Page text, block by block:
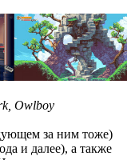
Owlboy
за ним тоже)
и далее), а также